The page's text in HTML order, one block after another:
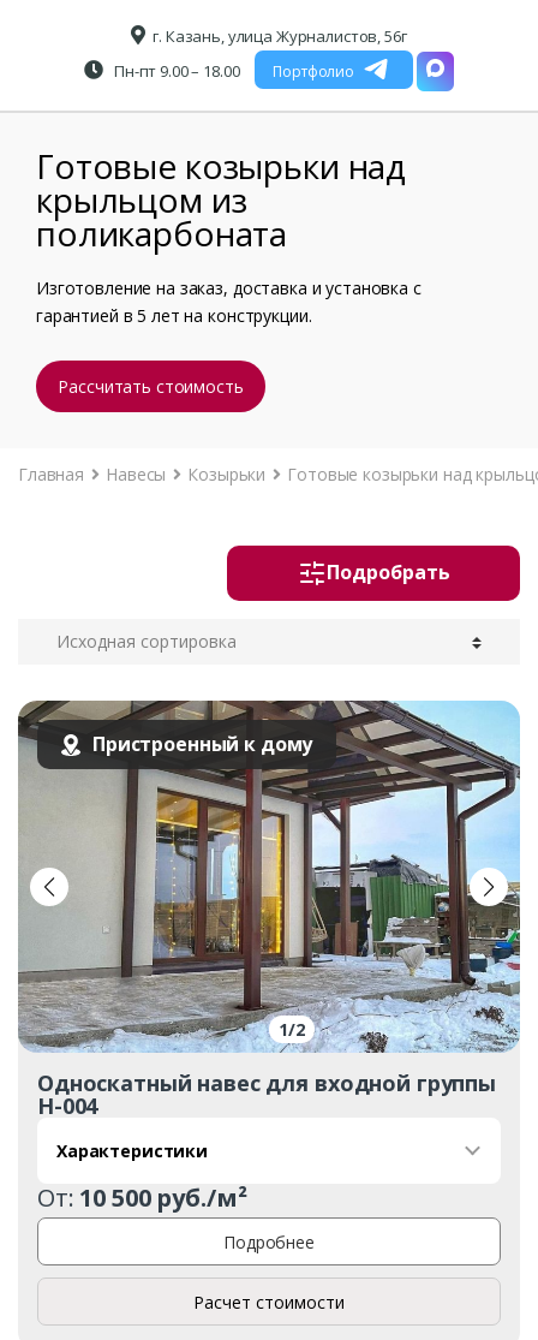
г. Казань, улица Журналистов, 56г
Пн-пт 9.00 – 18.00
Портфолио
Готовые козырьки над
крыльцом из
поликарбоната
Изготовление на заказ, доставка и установка с
гарантией в 5 лет на конструкции.
Рассчитать стоимость
Главная Навесы Козырьки Готовые козырьки над
Подробрать
Пристроенный к дому
1/2
Односкатный навес для входной группы
Н-004
Характеристики
От: 10 500 руб./м²
Подробнее
Расчет стоимости